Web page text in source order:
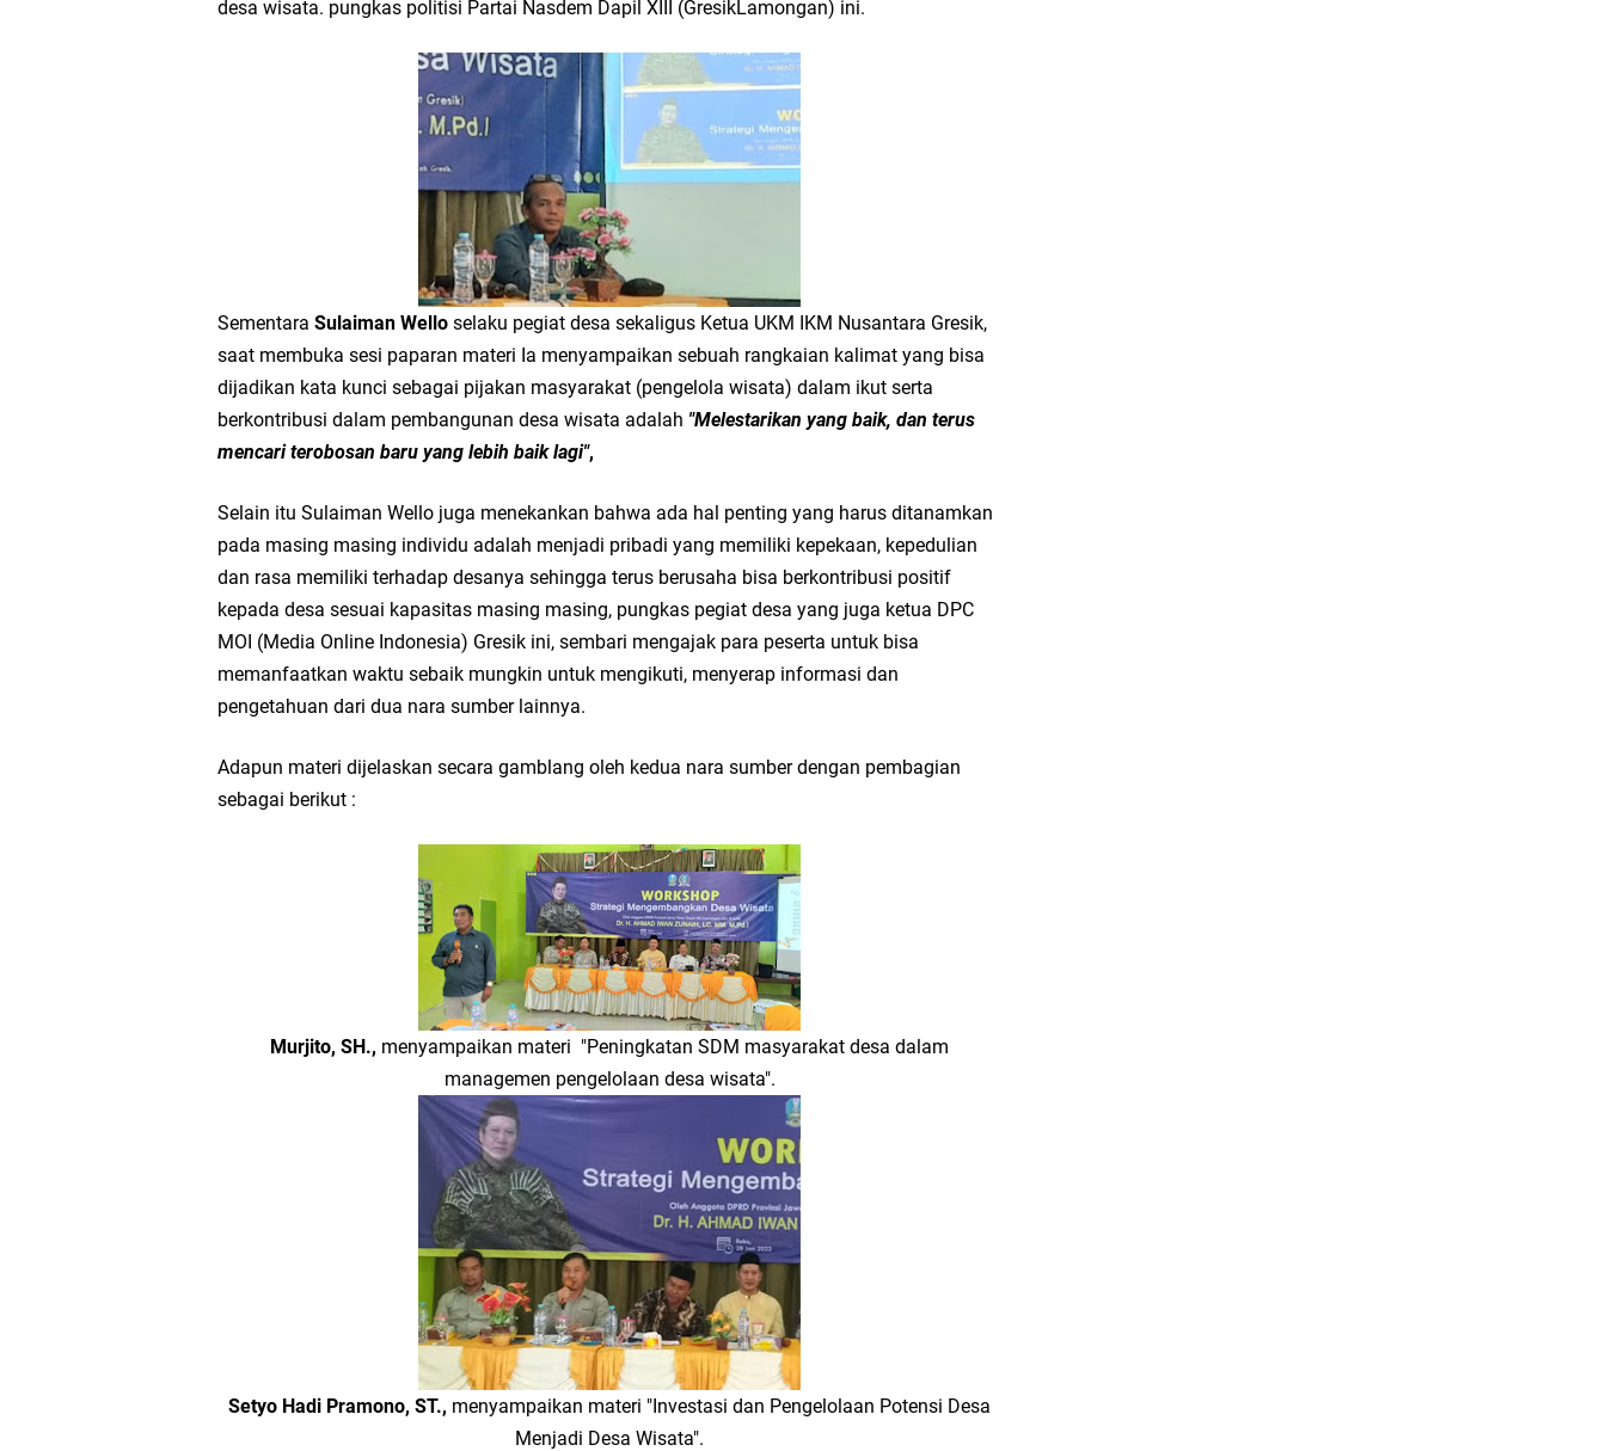
desa wisata. pungkas politisi Partai Nasdem Dapil XIII (GresikLamongan) ini.
Sementara Sulaiman Wello selaku pegiat desa sekaligus Ketua UKM IKM Nusantara Gresik,
saat membuka sesi paparan materi Ia menyampaikan sebuah rangkaian kalimat yang bisa
dijadikan kata kunci sebagai pijakan masyarakat (pengelola wisata) dalam ikut serta
berkontribusi dalam pembangunan desa wisata adalah "Melestarikan yang baik, dan terus
mencari terobosan baru yang lebih baik lagi",
Selain itu Sulaiman Wello juga menekankan bahwa ada hal penting yang harus ditanamkan
pada masing masing individu adalah menjadi pribadi yang memiliki kepekaan, kepedulian
dan rasa memiliki terhadap desanya sehingga terus berusaha bisa berkontribusi positif
kepada desa sesuai kapasitas masing masing, pungkas pegiat desa yang juga ketua DPC
MOI (Media Online Indonesia) Gresik ini, sembari mengajak para peserta untuk bisa
memanfaatkan waktu sebaik mungkin untuk mengikuti, menyerap informasi dan
pengetahuan dari dua nara sumber lainnya.
Adapun materi dijelaskan secara gamblang oleh kedua nara sumber dengan pembagian
sebagai berikut :
Murjito, SH., menyampaikan materi "Peningkatan SDM masyarakat desa dalam
managemen pengelolaan desa wisata".
Setyo Hadi Pramono, ST., menyampaikan materi "Investasi dan Pengelolaan Potensi Desa
Menjadi Desa Wisata".